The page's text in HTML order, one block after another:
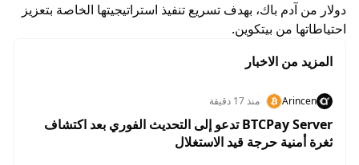
دولار من آدم باك، بهدف تسريع تنفيذ استراتيجيتها الخاصة بتعزيز
احتياطاتها من بيتكوين.
المزيد من الاخبار
Arincen منذ 17 دقيقة
BTCPay Server تدعو إلى التحديث الفوري بعد اكتشاف
ثغرة أمنية حرجة قيد الاستغلال